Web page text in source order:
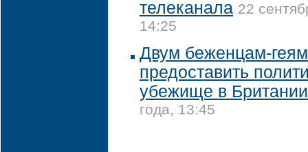
телеканала 22
14:25
Двум беженцам-геям
предоставить
убежище в Британии
года, 13:45